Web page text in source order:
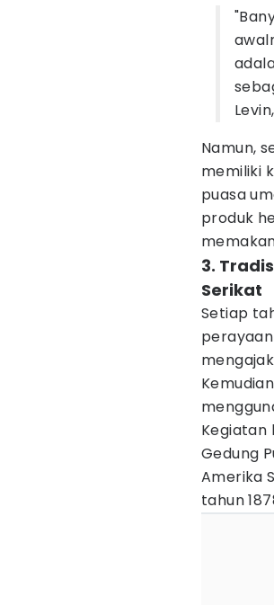
Namun,
memiliki
puasa
produk
3.
Serikat
Setiap
perayaan
Kegiatan
Gedung
Amerika
tahun